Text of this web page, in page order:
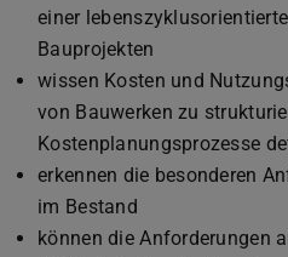
einer
Bauprojekten
wissen Kosten und
von Bauwerken zu
Kostenplanungsprozesse
erkennen die besonderen
im Bestand
können die Anforderungen